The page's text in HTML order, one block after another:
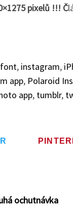
pixelů !!! Č
font, instagram,
app, Polaroid
app, tumblr,
ochutnávka